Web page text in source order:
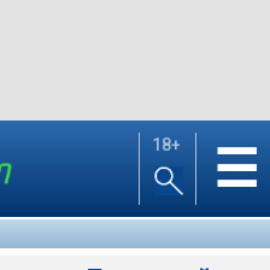
18+ ☰